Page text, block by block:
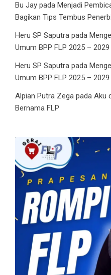
Bu Jay pada Menjadi
Bagikan Tips Tembus
Heru SP Saputra pada
Umum BPP FLP 2025 – 2029
Heru SP Saputra pada
Umum BPP FLP 2025 – 2029
Alpian Putra Zega pada Aku
Bernama FLP